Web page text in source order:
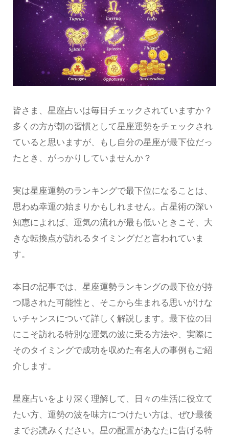
皆さま、星座占いは毎日チェックされていますか？
多くの方が朝の習慣として星座運勢をチェックされ
ていると思いますが、もし自分の星座が最下位だっ
たとき、がっかりしていませんか？
実は星座運勢のランキングで最下位になることは、
思わぬ幸運の始まりかもしれません。占星術の深い
知恵によれば、運気の流れが最も低いときこそ、大
きな転換点が訪れるタイミングだと言われていま
す。
本日の記事では、星座運勢ランキングの最下位が持
つ隠された可能性と、そこから生まれる思いがけな
いチャンスについて詳しく解説します。最下位の日
にこそ訪れる特別な運気の波に乗る方法や、実際に
そのタイミングで成功を収めた有名人の事例もご紹
介します。
星座占いをより深く理解して、日々の生活に役立て
たい方、運勢の波を味方につけたい方は、ぜひ最後
までお読みください。星の配置があなたに告げる特